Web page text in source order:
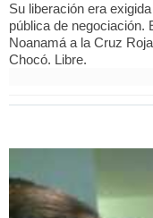
Su liberación era
pública de negociación.
Noanamá a la Cruz
Chocó. Libre.